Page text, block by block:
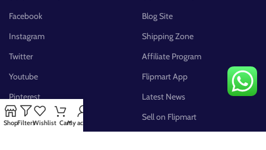
Facebook
Instagram
Twitter
Youtube
Pinterest
FB Group
Blog Site
Shipping Zone
Affiliate Program
Flipmart App
Latest News
Sell on Flipmart
ShopFiltersWishlist CartMy account